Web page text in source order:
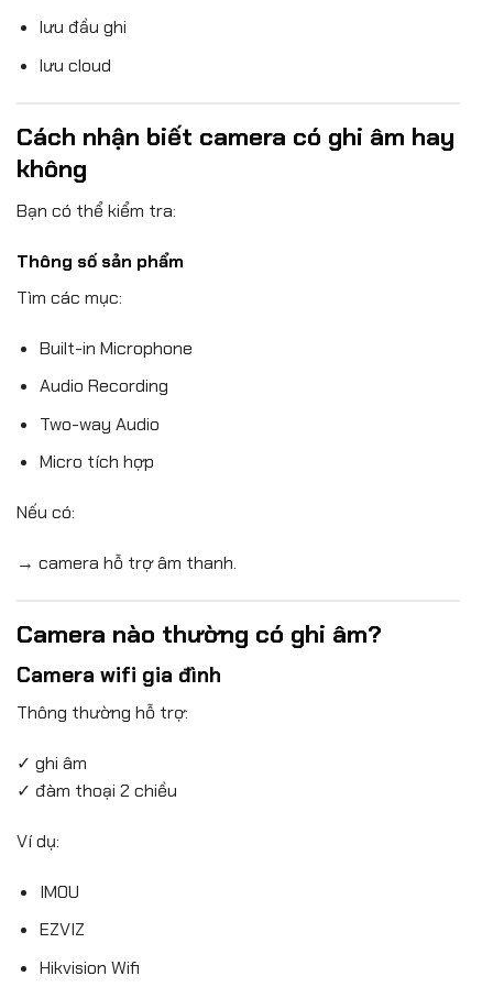
lưu đầu ghi
lưu cloud
Cách nhận biết camera có ghi âm hay
không
Bạn có thể kiểm tra:
Thông số sản phẩm
Tìm các mục:
Built-in Microphone
Audio Recording
Two-way Audio
Micro tích hợp
Nếu có:
→ camera hỗ trợ âm thanh.
Camera nào thường có ghi âm?
Camera wifi gia đình
Thông thường hỗ trợ:
✓ ghi âm
✓ đàm thoại 2 chiều
Ví dụ:
IMOU
EZVIZ
Hikvision Wifi